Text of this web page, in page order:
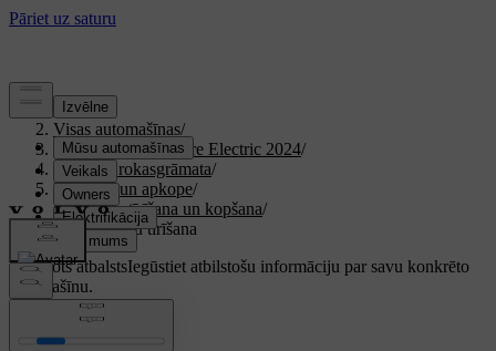
Atbalsts
Visas automašīnas/
XC40 Recharge Pure Electric 2024/
Lietotāja rokasgrāmata/
Kopšana un apkope/
Ārpuses tīrīšana un kopšana/
Stiklu tīrītāju tīrīšana
Pielāgots atbalstsIegūstiet atbilstošu informāciju par savu konkrēto
automašīnu.
Pierakstīties